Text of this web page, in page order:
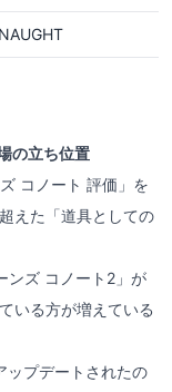
の立ち位置
コノート 評価」を
えた「道具としての
ンズ コノート2」が
いる方が増えている
ップデートされたの